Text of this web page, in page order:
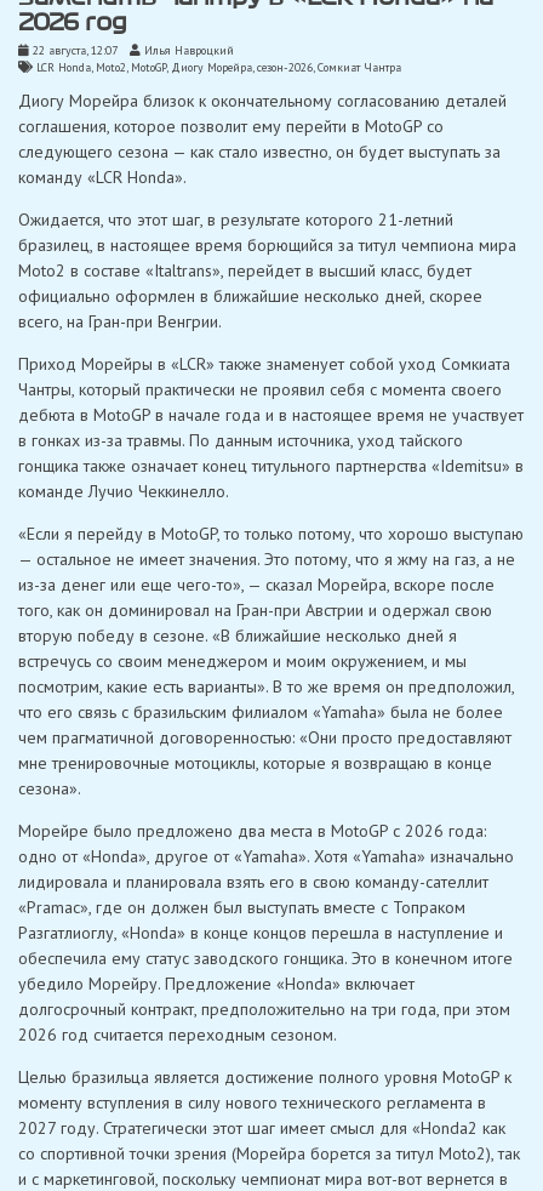
2026 год
22 августа, 12:07
Илья Навроцкий
LCR Honda Moto2 MotoGP, Диогу Морейра сезон-2026 Сомкиат Чантра
Диогу Морейра близок к окончательному согласованию деталей
соглашения, которое позволит ему перейти в MotoGP со
следующего сезона — как стало известно, он будет выступать за
команду «LCR Honda».
Ожидается, что этот шаг, в результате которого 21-летний
бразилец, в настоящее время борющийся за титул чемпиона мира
Moto2 в составе «Italtrans», перейдет в высший класс, будет
официально оформлен в ближайшие несколько дней, скорее
всего, на Гран-при Венгрии.
Приход Морейры в «LCR» также знаменует собой уход Сомкиата
Чантры, который практически не проявил себя с момента своего
дебюта в MotoGP в начале года и в настоящее время не участвует
в гонках из-за травмы. По данным источника, уход тайского
гонщика также означает конец титульного партнерства «Idemitsu» в
команде Лучио Чеккинелло.
«Если я перейду в MotoGP, то только потому, что хорошо выступаю
— остальное не имеет значения. Это потому, что я жму на газ, а не
из-за денег или еще чего-то», — сказал Морейра, вскоре после
того, как он доминировал на Гран-при Австрии и одержал свою
вторую победу в сезоне. «В ближайшие несколько дней я
встречусь со своим менеджером и моим окружением, и мы
посмотрим, какие есть варианты». В то же время он предположил,
что его связь с бразильским филиалом «Yamaha» была не более
чем прагматичной договоренностью: «Они просто предоставляют
мне тренировочные мотоциклы, которые я возвращаю в конце
сезона».
Морейре было предложено два места в MotoGP с 2026 года:
одно от «Honda», другое от «Yamaha». Хотя «Yamaha» изначально
лидировала и планировала взять его в свою команду-сателлит
«Pramac», где он должен был выступать вместе с Топраком
Разгатлиоглу, «Honda» в конце концов перешла в наступление и
обеспечила ему статус заводского гонщика. Это в конечном итоге
убедило Морейру. Предложение «Honda» включает
долгосрочный контракт, предположительно на три года, при этом
2026 год считается переходным сезоном.
Целью бразильца является достижение полного уровня MotoGP к
моменту вступления в силу нового технического регламента в
2027 году. Стратегически этот шаг имеет смысл для «Honda2 как
со спортивной точки зрения (Морейра борется за титул Moto2), так
и с маркетинговой, поскольку чемпионат мира вот-вот вернется в